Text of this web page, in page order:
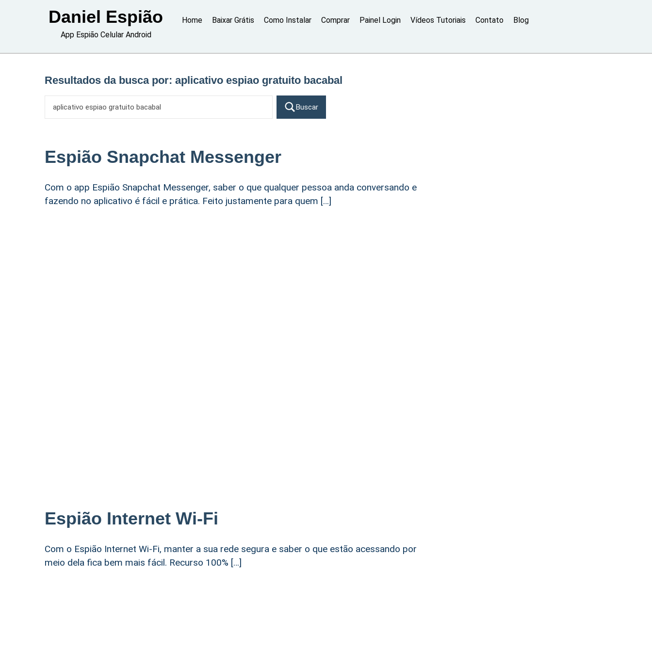
Daniel Espião
App Espião Celular Android
Home Baixar Grátis Como Instalar Comprar Painel Login Vídeos Tutoriais Contato Blog
Resultados da busca por: aplicativo espiao gratuito bacabal
Buscar
Espião Snapchat Messenger
Com o app Espião Snapchat Messenger, saber o que qualquer pessoa anda conversando e
fazendo no aplicativo é fácil e prática. Feito justamente para quem […]
Espião Internet Wi-Fi
Com o Espião Internet Wi-Fi, manter a sua rede segura e saber o que estão acessando por
meio dela fica bem mais fácil. Recurso 100% […]